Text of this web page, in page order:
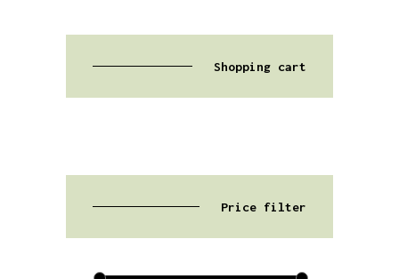
Shopping cart
Price filter